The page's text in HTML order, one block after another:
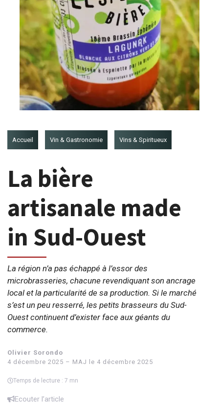
Accueil Vin & Gastronomie Vins & Spiritueux
La bière
artisanale made
in Sud-Ouest
La région n’a pas échappé à l’essor des
microbrasseries, chacune revendiquant son ancrage
local et la particularité de sa production. Si le marché
s’est un peu resserré, les petits brasseurs du Sud-
Ouest continuent d’exister face aux géants du
commerce.
Olivier Sorondo
4 décembre 2025 – MAJ le 4 décembre 2025
Temps de lecture : 7 mn
Ecouter l’article